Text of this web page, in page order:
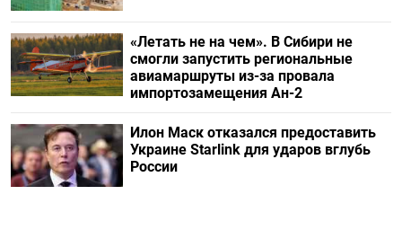
«Летать не на чем». В Сибири не
смогли запустить региональные
авиамаршруты из-за провала
импортозамещения Ан-2
Илон Маск отказался предоставить
Украине Starlink для ударов вглубь
России